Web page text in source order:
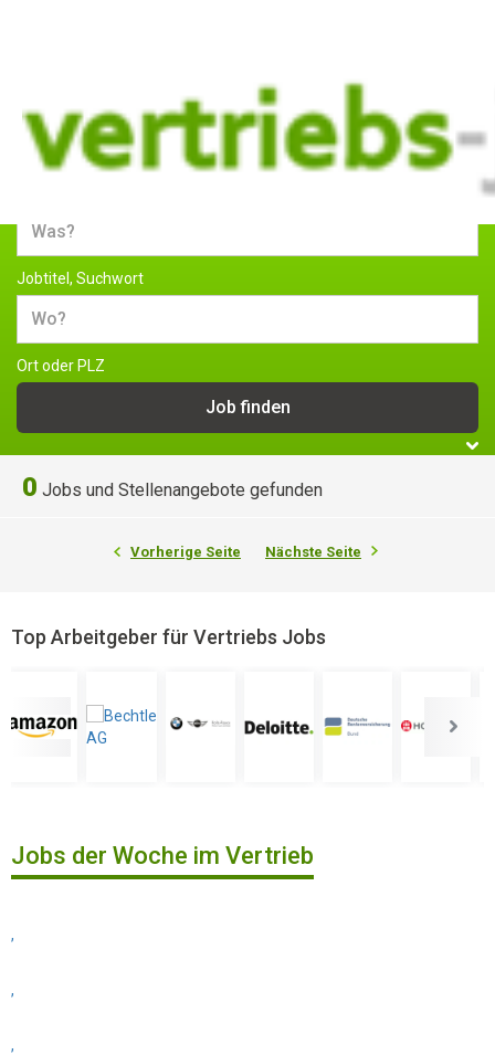
Jobs und Stellenangebote im
Vertrieb
Jobtitel, Suchwort
Ort oder PLZ
0 Jobs und Stellenangebote gefunden
Vorherige Seite Nächste Seite
Top Arbeitgeber für Vertriebs Jobs
Jobs der Woche im Vertrieb
,
,
,